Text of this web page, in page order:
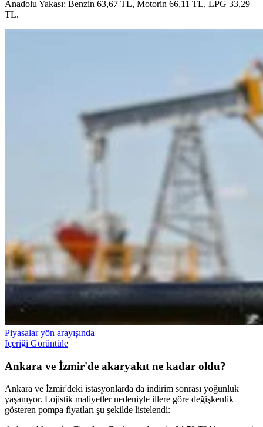
Anadolu Yakası: Benzin 63,67 TL, Motorin 66,11 TL, LPG 33,29
TL.
Piyasalar yön arayışında
İçeriği Görüntüle
Ankara ve İzmir'de akaryakıt ne kadar oldu?
Ankara ve İzmir'deki istasyonlarda da indirim sonrası yoğunluk
yaşanıyor. Lojistik maliyetler nedeniyle illere göre değişkenlik
gösteren pompa fiyatları şu şekilde listelendi: